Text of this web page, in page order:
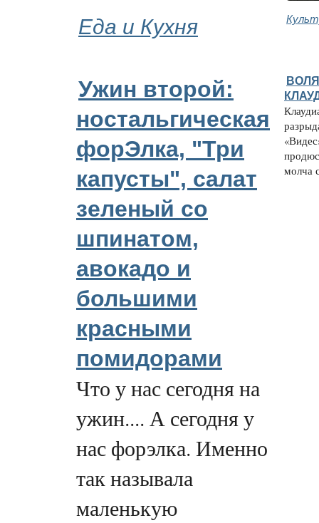
Еда и Кухня
Ужин второй:
ностальгическая
форЭлка, "Три
капусты", салат
зеленый со
шпинатом,
авокадо и
большими
красными
помидорами
Что у нас сегодня на
ужин.... А сегодня у
нас форэлка. Именно
так называла
маленькую
молча